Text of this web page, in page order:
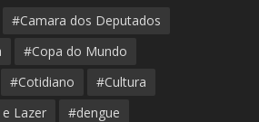
#Camara dos Deputados
#Copa do Mundo
#Cotidiano
#Cultura
Lazer
#dengue